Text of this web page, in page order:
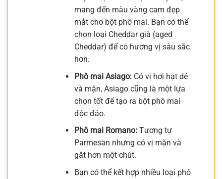
mang đến màu vàng cam đẹp
mắt cho bột phô mai. Bạn có thể
chọn loại Cheddar già (aged
Cheddar) để có hương vị sâu sắc
hơn.
Phô mai Asiago:Có vị hơi hạt dẻ
và mặn, Asiago cũng là một lựa
chọn tốt để tạo ra bột phô mai
độc đáo.
Phô mai Romano:Tương tự
Parmesan nhưng có vị mặn và
gắt hơn một chút.
Bạn có thể kết hợp nhiều loại phô